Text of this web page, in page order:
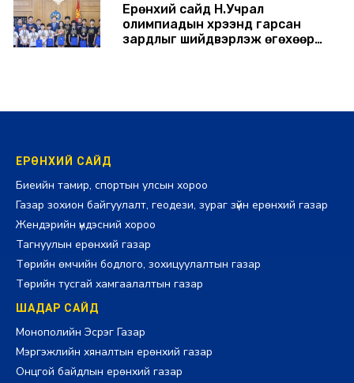
Ерөнхий сайд Н.Учрал
олимпиадын хүрээнд гарсан
зардлыг шийдвэрлэж өгөхөөр
ЕРӨНХИЙ САЙД
Биеийн тамир, спортын улсын хороо
Газар зохион байгуулалт, геодези, зураг зүйн ерөнхий газар
Жендэрийн үндэсний хороо
Тагнуулын ерөнхий газар
Төрийн өмчийн бодлого, зохицуулалтын газар
Төрийн тусгай хамгаалалтын газар
ШАДАР САЙД
Монополийн Эсрэг Газар
Мэргэжлийн хяналтын ерөнхий газар
Онцгой байдлын ерөнхий газар